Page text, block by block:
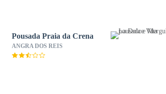
Pousada Praia da Crena
ANGRA DOS REIS